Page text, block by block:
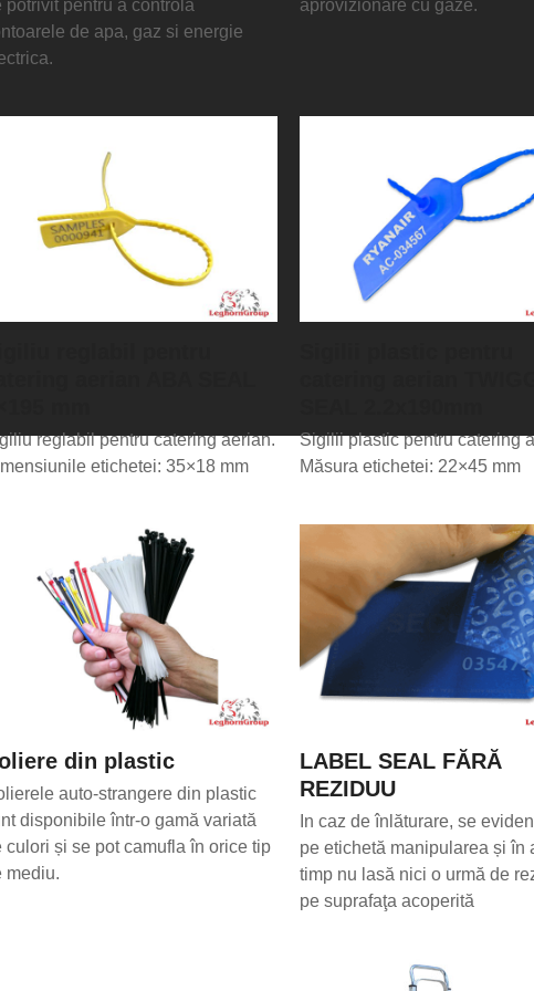
potrivit pentru a controla
de apa, gaz si energie
aprovizionare cu gaze.
reglabil pentru catering aerian.
etichetei: 35×18 mm
Sigilii plastic pentru catering
Măsura etichetei: 22×45 mm
din plastic
auto-strangere din plastic
disponibile într-o gamă variată
culori și se pot camufla în orice tip
mediu.
LABEL SEAL FĂRĂ
REZIDUU
In caz de înlăturare, se
pe etichetă manipularea și în
timp nu lasă nici o urmă de
pe suprafaţa acoperită